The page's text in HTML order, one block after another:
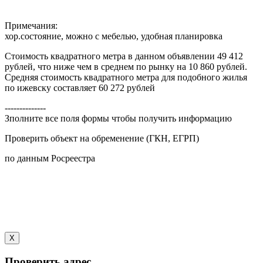
Примечания:
хор.состояние, можно с мебелью, удобная планировка
Стоимость квадратного метра в данном объявлении 49 412
рублей, что ниже чем в среднем по рынку на 10 860 рублей.
Средняя стоимость квадратного метра для подобного жилья
по ижевску составляет 60 272 рублей
--------------
Зполните все поля формы чтобы получить информацию
Проверить объект на обременение (ГКН, ЕГРП)
по данным Росреестра
X